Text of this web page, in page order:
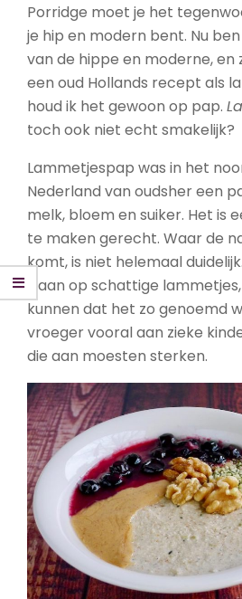
Porridge moet je het
je hip en modern bent. Nu
van de hippe en moderne, en
een oud Hollands recept als
houd ik het gewoon op pap.
toch ook niet echt smakelijk?
Lammetjespap was in het
Nederland van oudsher een
melk, bloem en suiker. Het is
te maken gerecht. Waar de
komt, is niet helemaal
slaan op schattige
kunnen dat het zo genoemd
vroeger vooral aan zieke
die aan moesten sterken.